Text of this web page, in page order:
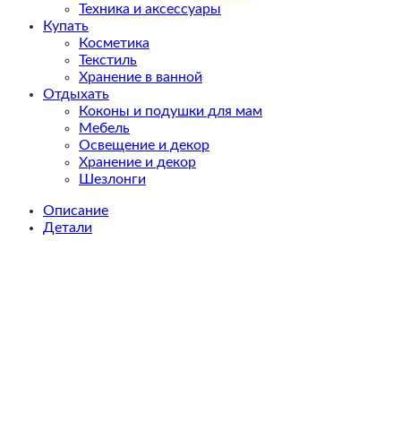
Техника и аксессуары
Купать
Косметика
Текстиль
Хранение в ванной
Отдыхать
Коконы и подушки для мам
Мебель
Освещение и декор
Хранение и декор
Шезлонги
Описание
Детали